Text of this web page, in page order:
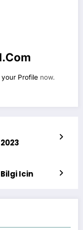
your Profile now.
Icin